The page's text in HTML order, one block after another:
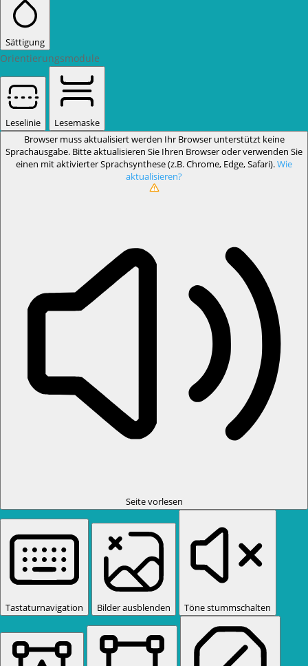
Sättigung
Orientierungsmodule
Leselinie
Lesemaske
Browser muss aktualisiert werden Ihr Browser unterstützt keine
Sprachausgabe. Bitte aktualisieren Sie Ihren Browser oder verwenden Sie
einen mit aktivierter Sprachsynthese (z.B. Chrome, Edge, Safari).Wie
aktualisieren?
Seite vorlesen
Tastaturnavigation Bilder ausblenden Töne stummschalten